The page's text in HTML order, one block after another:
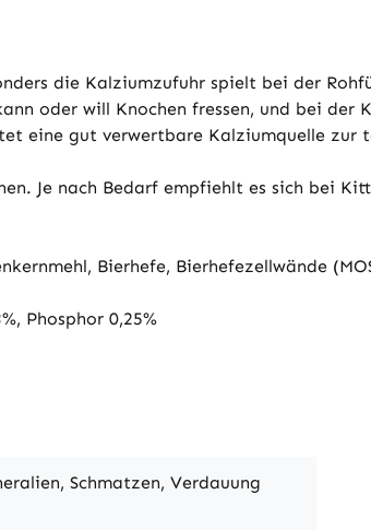
die Kalziumzufuhr spielt bei der
oder will Knochen fressen, und bei
eine gut verwertbare Kalziumquelle zur
Je nach Bedarf empfiehlt es sich bei
Bierhefe, Bierhefezellwände
Phosphor 0,25%
Schmatzen, Verdauung